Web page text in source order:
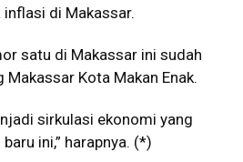
di Makassar.
satu di Makassar ini sudah
Kota Makan Enak.
sirkulasi ekonomi yang
ini,” harapnya. (*)